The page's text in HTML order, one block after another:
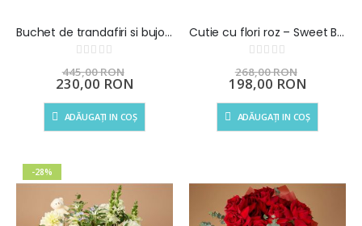
Buchet de trandafiri si bujori Dorul ma ia
Rating:
445,00 RON
Preț
special
230,00 RON
ADĂUGAȚI IN COȘ
Cutie cu flori roz – Sweet Bloom
Rating:
268,00 RON
Preț
special
198,00 RON
ADĂUGAȚI IN COȘ
-28%